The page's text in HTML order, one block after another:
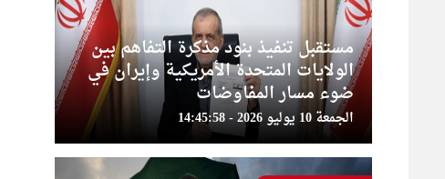
مستقبل تنفيذ بنود مذكرة التفاهم بين
الولايات المتحدة الأمريكية وإيران في
ضوء مسار المفاوضات
الجمعة 10 يوليو 2026 - 14:45:58